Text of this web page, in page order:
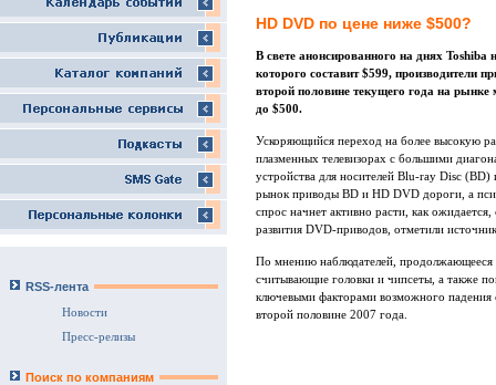
RSS-лента
Новости
Пресс-релизы
Поиск по компаниям
HD DVD по цене ниже $500?
В свете анонсированного на днях
которого составит $599, производители
второй половине текущего года на
до $500.
Ускоряющийся переход на более высокую
плазменных телевизорах с большими
устройства для носителей Blu-ray Disc
рынок приводы BD и HD DVD дороги, а
спрос начнет активно расти, как ожидается,
развития DVD-приводов, отметили
По мнению наблюдателей, продолжающееся
считывающие головки и чипсеты, а также
ключевыми факторами возможного падения
второй половине 2007 года.